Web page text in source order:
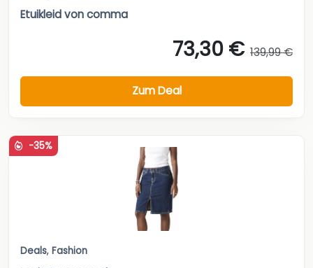
Etuikleid von comma
73,30 € 139,99 €
Zum Deal
-35%
Deals, Fashion